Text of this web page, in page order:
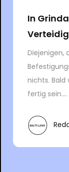
In
Diejenigen,
nichts. Bald
fertig sein....